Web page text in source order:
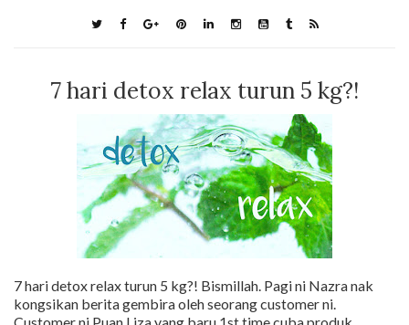
7 hari detox relax turun 5 kg?!
7 hari detox relax turun 5 kg?! Bismillah. Pagi ni Nazra nak
kongsikan berita gembira oleh seorang customer ni.
Customer ni Puan Liza yang baru 1st time cuba produk